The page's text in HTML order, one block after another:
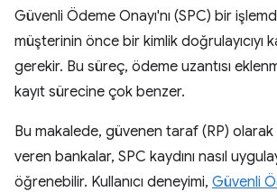
Güvenli Ödeme Onayı'nı (SPC) bir
müşterinin önce bir kimlik doğrulayıcıyı
gerekir. Bu süreç, ödeme uzantısı
kayıt sürecine çok benzer.
Bu makalede, güvenen taraf (RP)
veren bankalar, SPC kaydını nasıl
öğrenebilir. Kullanıcı deneyimi, Güvenli